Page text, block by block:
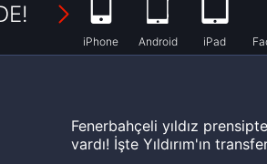
iPhone Android iPad
Fenerbahçeli yıldız
vardı! İşte Yıldırım'ın